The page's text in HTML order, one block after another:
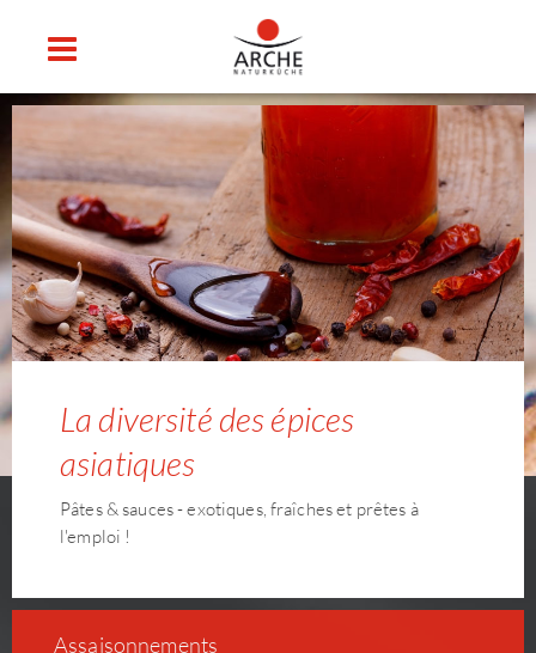
La diversité des épices
asiatiques
Pâtes & sauces - exotiques, fraîches et prêtes à
l'emploi !
As­sai­son­ne­ments